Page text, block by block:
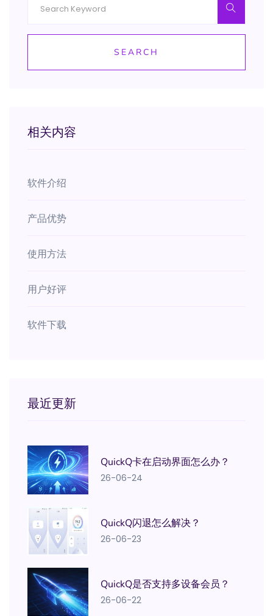
SEARCH
相关内容
软件介绍
产品优势
使用方法
用户好评
软件下载
最近更新
QuickQ卡在启动界面怎么办？
26-06-24
QuickQ闪退怎么解决？
26-06-23
QuickQ是否支持多设备会员？
26-06-22